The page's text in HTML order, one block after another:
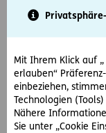
Mit Ihrem Klick auf
erlauben“
einbeziehen,
Technologien
Nähere
Sie unter „Cookie
Spiele). Man wird
antwortet, um in
Alternativ kann es
erhält. Und schon
Wie kann man
Vertrauen ist gut –